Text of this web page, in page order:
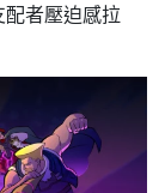
者壓迫感拉